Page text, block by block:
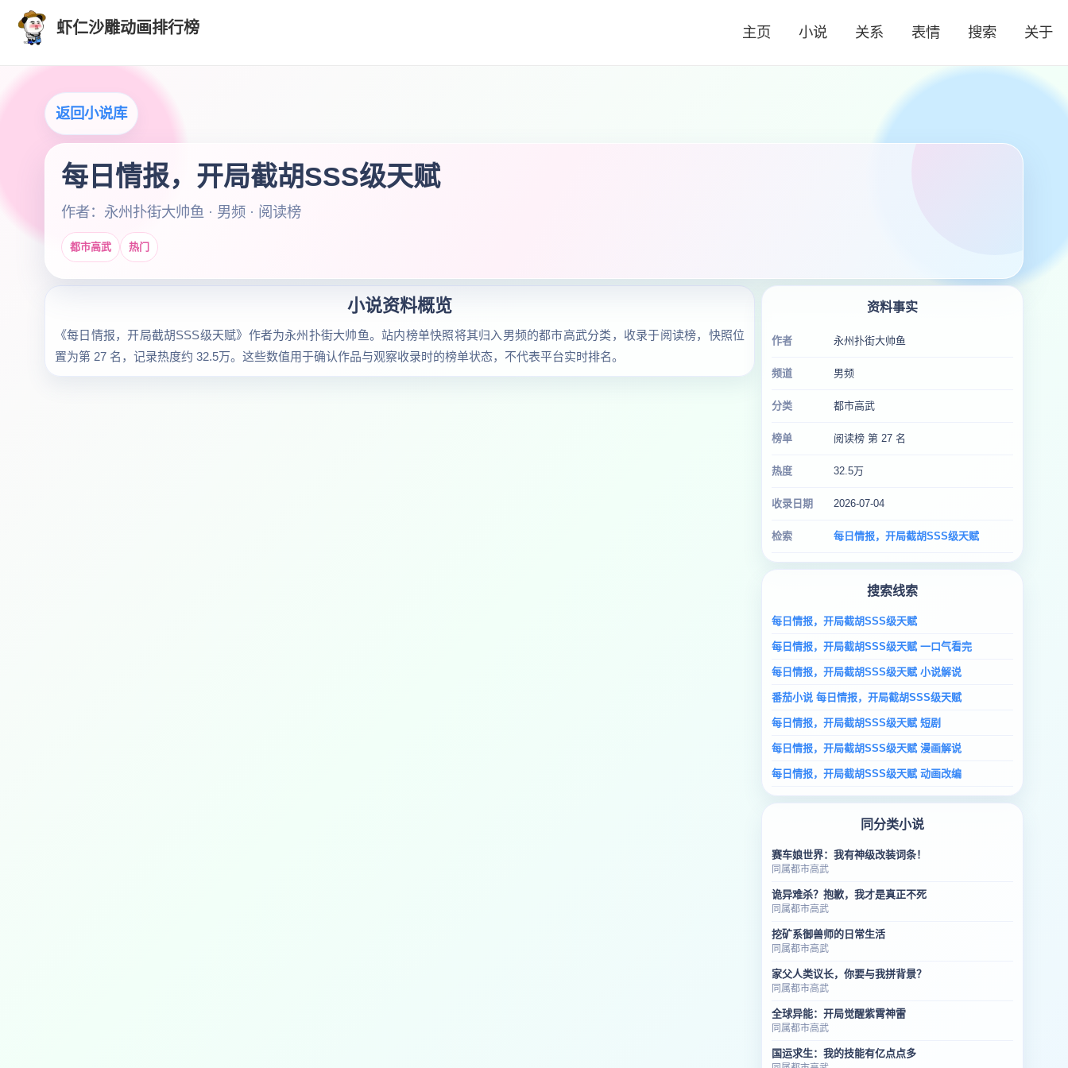
虾仁沙雕动画排行榜 主页 小说 关系 表情 搜索 关于
返回小说库
每日情报，开局截胡SSS级天赋
作者：永州扑街大帅鱼 · 男频 · 阅读榜
都市高武 热门
小说资料概览
《每日情报，开局截胡SSS级天赋》作者为永州扑街大帅鱼。站内榜单快照将其归入男频的都市高武分类，收录于阅读榜，快照位
置为第 27 名，记录热度约 32.5万。这些数值用于确认作品与观察收录时的榜单状态，不代表平台实时排名。
资料事实
作者 永州扑街大帅鱼
频道 男频
分类 都市高武
榜单 阅读榜 第 27 名
热度 32.5万
收录日期 2026-07-04
检索 每日情报，开局截胡SSS级天赋
搜索线索
每日情报，开局截胡SSS级天赋
每日情报，开局截胡SSS级天赋 一口气看完
每日情报，开局截胡SSS级天赋 小说解说
番茄小说 每日情报，开局截胡SSS级天赋
每日情报，开局截胡SSS级天赋 短剧
每日情报，开局截胡SSS级天赋 漫画解说
每日情报，开局截胡SSS级天赋 动画改编
同分类小说
赛车娘世界：我有神级改装词条！
同属都市高武
诡异难杀？抱歉，我才是真正不死
同属都市高武
挖矿系御兽师的日常生活
同属都市高武
家父人类议长，你要与我拼背景？
同属都市高武
全球异能：开局觉醒紫霄神雷
同属都市高武
国运求生：我的技能有亿点点多